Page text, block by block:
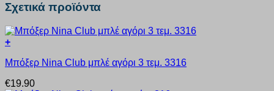
Σχετικά προϊόντα
+
το
έχει
Μπόξερ Nina Club μπλέ αγόρι 3 τεμ. 3316
€19.90